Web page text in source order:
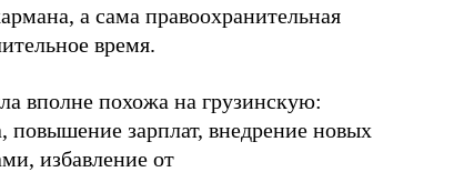
а сама правоохранительная
время.
вполне похожа на грузинскую:
повышение зарплат, внедрение новых
избавление от